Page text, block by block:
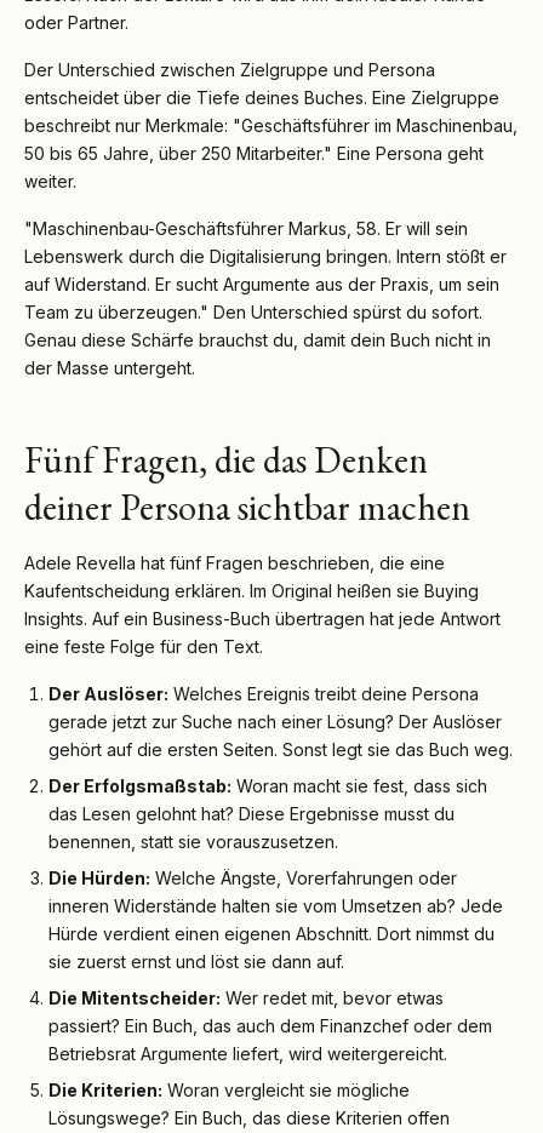
oder Partner.
Der Unterschied zwischen Zielgruppe und Persona
entscheidet über die Tiefe deines Buches. Eine Zielgruppe
beschreibt nur Merkmale: "Geschäftsführer im Maschinenbau,
50 bis 65 Jahre, über 250 Mitarbeiter." Eine Persona geht
weiter.
"Maschinenbau-Geschäftsführer Markus, 58. Er will sein
Lebenswerk durch die Digitalisierung bringen. Intern stößt er
auf Widerstand. Er sucht Argumente aus der Praxis, um sein
Team zu überzeugen." Den Unterschied spürst du sofort.
Genau diese Schärfe brauchst du, damit dein Buch nicht in
der Masse untergeht.
Fünf Fragen, die das Denken
deiner Persona sichtbar machen
Adele Revella hat fünf Fragen beschrieben, die eine
Kaufentscheidung erklären. Im Original heißen sie Buying
Insights. Auf ein Business-Buch übertragen hat jede Antwort
eine feste Folge für den Text.
Der Auslöser: Welches Ereignis treibt deine Persona
gerade jetzt zur Suche nach einer Lösung? Der Auslöser
gehört auf die ersten Seiten. Sonst legt sie das Buch weg.
Der Erfolgsmaßstab: Woran macht sie fest, dass sich
das Lesen gelohnt hat? Diese Ergebnisse musst du
benennen, statt sie vorauszusetzen.
Die Hürden: Welche Ängste, Vorerfahrungen oder
inneren Widerstände halten sie vom Umsetzen ab? Jede
Hürde verdient einen eigenen Abschnitt. Dort nimmst du
sie zuerst ernst und löst sie dann auf.
Die Mitentscheider: Wer redet mit, bevor etwas
passiert? Ein Buch, das auch dem Finanzchef oder dem
Betriebsrat Argumente liefert, wird weitergereicht.
Die Kriterien: Woran vergleicht sie mögliche
Lösungswege? Ein Buch, das diese Kriterien offen